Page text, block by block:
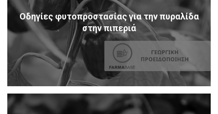
Οδηγίες φυτοπροστασίας για την πυραλίδα
στην πιπεριά